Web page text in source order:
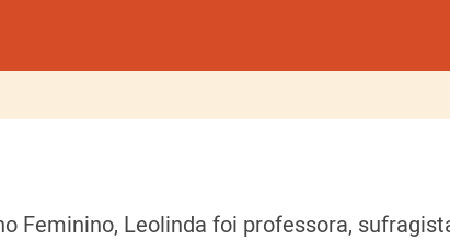
Feminino, Leolinda foi professora,